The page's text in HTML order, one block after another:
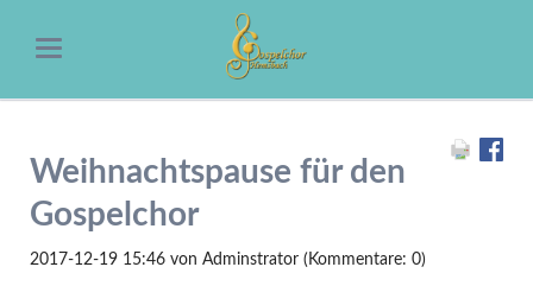
Weihnachtspause für den
Gospelchor
2017-12-19 15:46von Adminstrator (Kommentare: 0)